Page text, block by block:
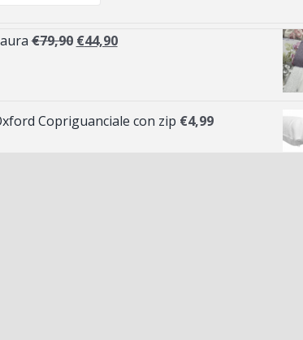
€79,90 €44,90
Copriguanciale con zip €4,99